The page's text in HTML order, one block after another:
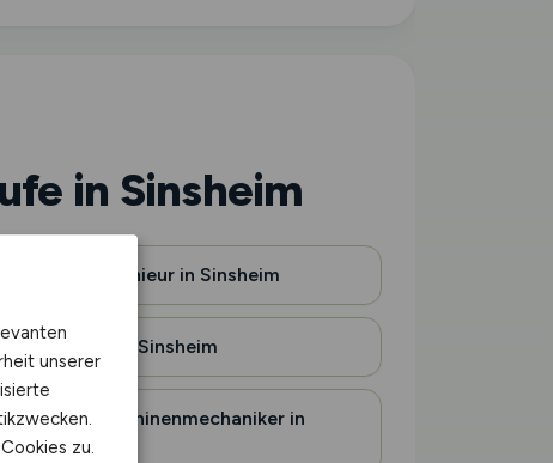
in Sinsheim
Agraringenieur in Sinsheim
Gärtner in Sinsheim
Landmaschinenmechaniker in
Sinsheim
unserer
zu.